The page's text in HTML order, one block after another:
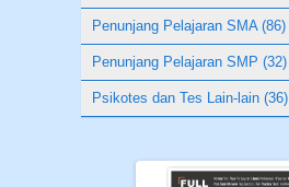
Penunjang Pelajaran SMA (86)
Penunjang Pelajaran SMP (32)
Psikotes dan Tes Lain-lain (36)